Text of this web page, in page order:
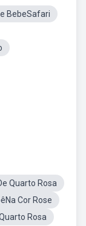
BebeSafari
Quarto Rosa
Cor Rose
Rosa